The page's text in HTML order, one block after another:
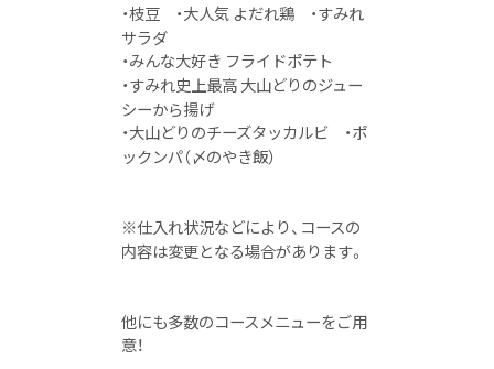
・枝豆 ・大人気 よだれ鶏 ・すみれ
サラダ
・みんな大好き フライドポテト
・すみれ史上最高 大山どりのジュー
シーから揚げ
・大山どりのチーズタッカルビ ・ポ
ックンパ（〆のやき飯）
※仕入れ状況などにより、コースの
内容は変更となる場合があります。
他にも多数のコースメニューをご用
意！